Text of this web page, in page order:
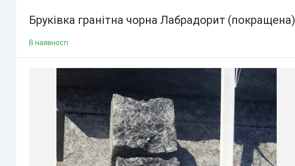
Бруківка гранітна чорна Лабрадорит (покращена)
В наявності